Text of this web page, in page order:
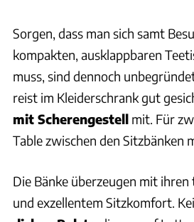
Sorgen, dass man sich samt
kompakten, ausklappbaren
muss, sind dennoch
reist im Kleiderschrank gut
mit Scherengestell mit. Für
Table zwischen den Sitzbänken
Die Bänke überzeugen mit
und exzellentem Sitzkomfort.